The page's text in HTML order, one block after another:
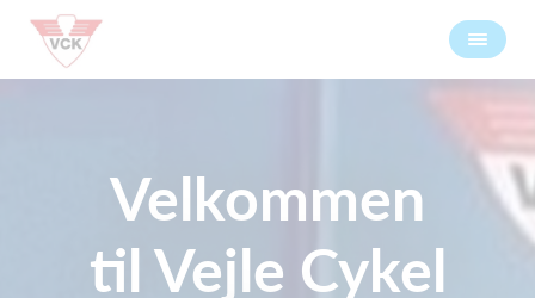
Velkommen
til Vejle Cykel